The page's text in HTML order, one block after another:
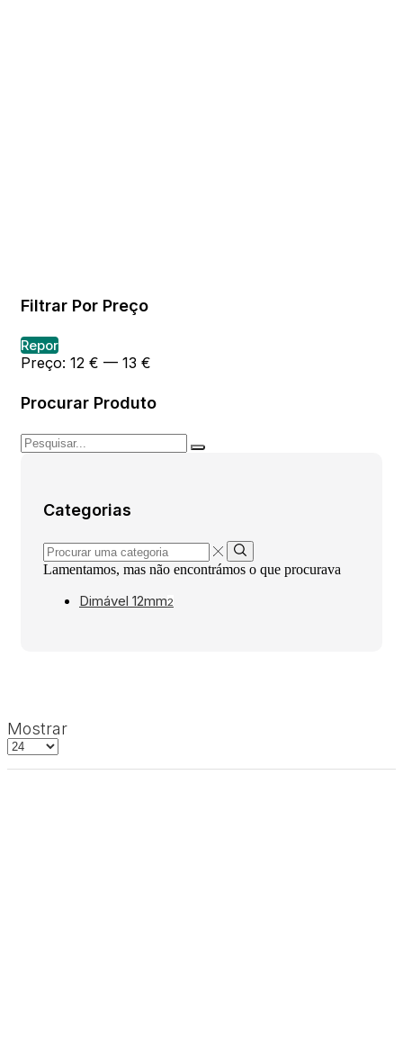
Filtrar Por Preço
Preço
Min
Preço
Max
Repor
Preço: 12 € — 13 €
Procurar Produto
Pesquisar
por:
Categorias
uma
categoria
Lamentamos, mas não encontrámos o que procurava
Dimável 12mm2
grelha
de
Lista
Mostrar
Produtos